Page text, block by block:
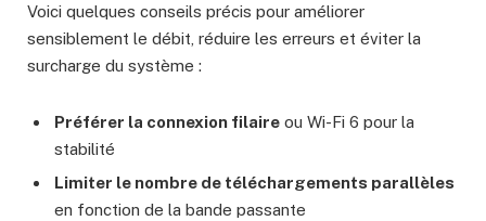
Voici quelques conseils précis pour améliorer
sensiblement le débit, réduire les erreurs et éviter la
surcharge du système :
Préférer la connexion filaire ou Wi-Fi 6 pour la
stabilité
Limiter le nombre de téléchargements parallèles
en fonction de la bande passante